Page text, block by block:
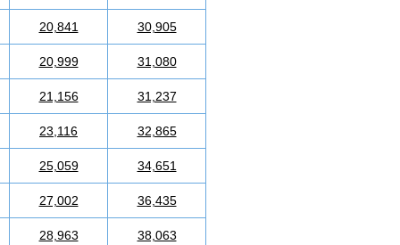
20,841 30,905
20,999 31,080
21,156 31,237
23,116 32,865
25,059 34,651
27,002 36,435
28,963 38,063